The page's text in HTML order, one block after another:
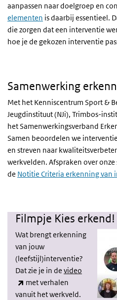
aanpassen naar doelgroep en
elementen is daarbij essentieel.
die zorgen dat een interventie
hoe je de gekozen interventie
Samenwerking
Met het Kenniscentrum Sport &
Jeugdinstituut (NJi), Trimbos-
het Samenwerkingsverband
Samen beoordelen we
en streven naar
werkvelden. Afspraken over
de Notitie Criteria erkenning
Filmpje Kies erkend!
Wat brengt erkenning
van jouw
(leefstijl)interventie?
Dat zie je in de video
(externe link)
met verhalen
vanuit het werkveld.